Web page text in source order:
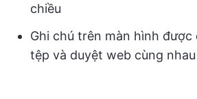
chiều
Ghi chú trên màn hình được
tệp và duyệt web cùng nhau